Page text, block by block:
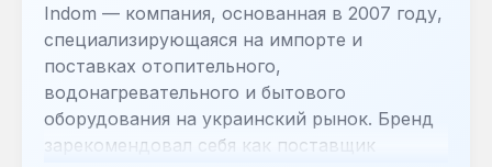
Indom — компания, основанная в 2007 году,
специализирующаяся на импорте и
поставках отопительного,
водонагревательного и бытового
оборудования на украинский рынок. Бренд
зарекомендовал себя как поставщик